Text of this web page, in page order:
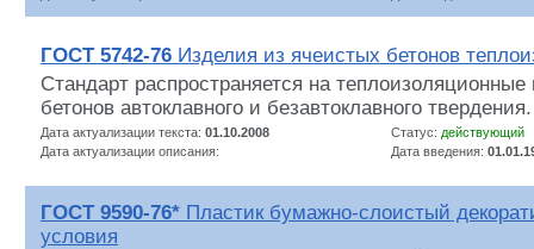
ГОСТ 5742-76 Изделия из ячеистых бетонов
Стандарт распространяется на
бетонов автоклавного и безавтоклавного твердения.
Дата актуализации текста: 01.10.2008 Статус: действующий
Дата актуализации описания:
Дата введения:
ГОСТ 9590-76* Пластик бумажно-слоистый
условия